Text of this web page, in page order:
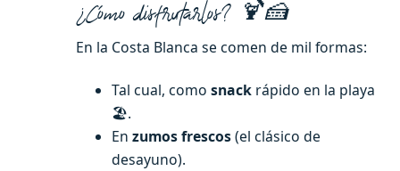
¿Cómo disfrutarlos? 🍹🍰
En la Costa Blanca se comen de mil formas:
Tal cual, como snack rápido en la playa
🏖️.
En zumos frescos(el clásico de
desayuno).